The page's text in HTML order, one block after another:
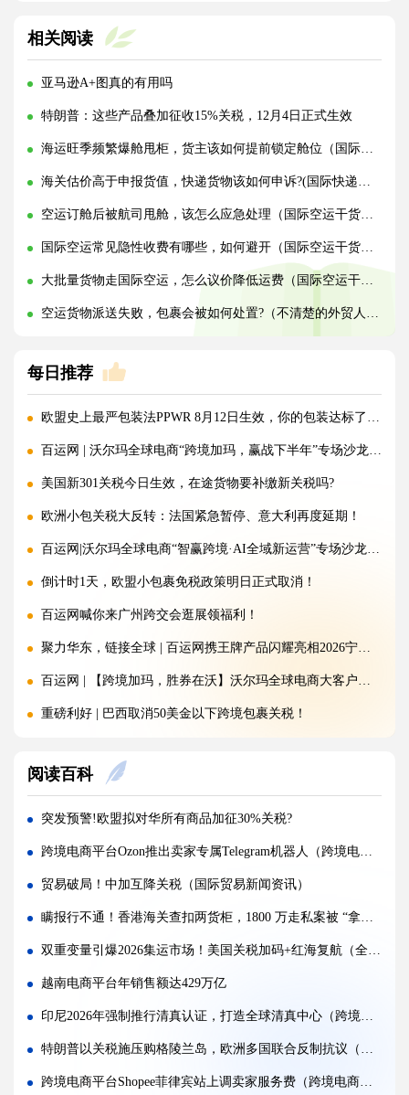
相关阅读
亚马逊A+图真的有用吗
特朗普：这些产品叠加征收15%关税，12月4日正式生效
海运旺季频繁爆舱甩柜，货主该如何提前锁定舱位（国际海运干货知识分享）
海关估价高于申报货值，快递货物该如何申诉?(国际快递干货知识分享)
空运订舱后被航司甩舱，该怎么应急处理（国际空运干货知识分享）
国际空运常见隐性收费有哪些，如何避开（国际空运干货知识分享）
大批量货物走国际空运，怎么议价降低运费（国际空运干货知识分享）
空运货物派送失败，包裹会被如何处置?（不清楚的外贸人看过来）
每日推荐
欧盟史上最严包装法PPWR 8月12日生效，你的包装达标了吗？
百运网 | 沃尔玛全球电商“跨境加玛，赢战下半年”专场沙龙圆满收官!
美国新301关税今日生效，在途货物要补缴新关税吗?
欧洲小包关税大反转：法国紧急暂停、意大利再度延期！
百运网|沃尔玛全球电商“智赢跨境·AI全域新运营”专场沙龙圆满收官!
倒计时1天，欧盟小包裹免税政策明日正式取消！
百运网喊你来广州跨交会逛展领福利！
聚力华东，链接全球 | 百运网携王牌产品闪耀亮相2026宁波跨境电商出口博览会!
百运网 | 【跨境加玛，胜券在沃】沃尔玛全球电商大客户产业带沙龙圆满收官!
重磅利好 | 巴西取消50美金以下跨境包裹关税！
150欧元免税时代即将终结！欧盟新政落地，跨境卖家如何破局？
突发 | 特朗普签署文件：美国将对这些产品加征100%关税，全球贸易再掀波澜！
百运网 | 沃尔玛平台招商分享大会圆满收官!双向赋能，共启跨境出海新征程
落幕不散场，聚力新征程 | 百运网惊艳亮相福州跨交会，完美收官！
国际海运公司MSC 波斯湾航线新政震动跨境物流（强制终止+加价 800 美元）
开局即爆发!2026年前两月中俄贸易额达390亿美元，同比劲增12%（国际贸易新闻资讯）
重磅预测！2026年拉美电商规模将突破2000亿美元（出口拉美国家的电商卖家请注意）
重磅官宣！5 月 1 日起，中国对非洲 53 国100%税目产品零关税（国际贸易新闻资讯）
官方实锤！美国关税被判违法，4月底或启动退款，跨境人终于等来利好！
阅读百科
突发预警!欧盟拟对华所有商品加征30%关税?
跨境电商平台Ozon推出卖家专属Telegram机器人（跨境电商新闻资讯）
贸易破局！中加互降关税（国际贸易新闻资讯）
瞒报行不通！香港海关查扣两货柜，1800 万走私案被 “拿捏”（国际贸易新闻资讯）
双重变量引爆2026集运市场！美国关税加码+红海复航（全球贸易格局生变）
越南电商平台年销售额达429万亿
印尼2026年强制推行清真认证，打造全球清真中心（跨境电商卖家请注意）
特朗普以关税施压购格陵兰岛，欧洲多国联合反制抗议（跨境电商新闻资讯）
跨境电商平台Shopee菲律宾站上调卖家服务费（跨境电商卖家请注意）